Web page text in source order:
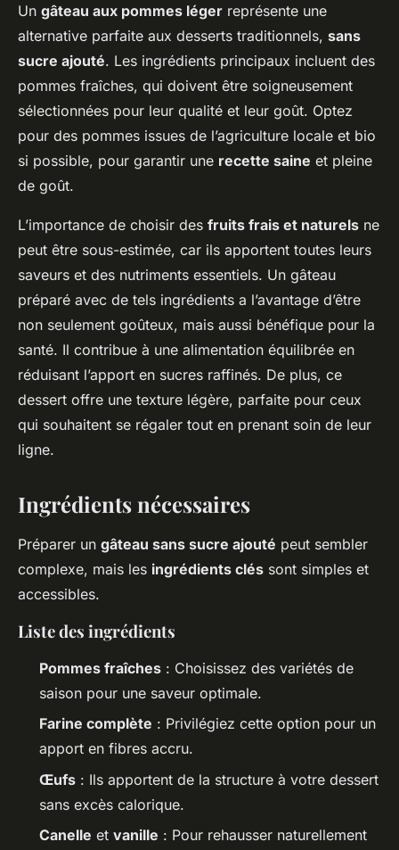
Un gâteau aux pommes léger représente une
alternative parfaite aux desserts traditionnels, sans
sucre ajouté. Les ingrédients principaux incluent des
pommes fraîches, qui doivent être soigneusement
sélectionnées pour leur qualité et leur goût. Optez
pour des pommes issues de l’agriculture locale et bio
si possible, pour garantir une recette saine et pleine
de goût.
L’importance de choisir des fruits frais et naturels ne
peut être sous-estimée, car ils apportent toutes leurs
saveurs et des nutriments essentiels. Un gâteau
préparé avec de tels ingrédients a l’avantage d’être
non seulement goûteux, mais aussi bénéfique pour la
santé. Il contribue à une alimentation équilibrée en
réduisant l’apport en sucres raffinés. De plus, ce
dessert offre une texture légère, parfaite pour ceux
qui souhaitent se régaler tout en prenant soin de leur
ligne.
Ingrédients nécessaires
Préparer un gâteau sans sucre ajouté peut sembler
complexe, mais les ingrédients clés sont simples et
accessibles.
Liste des ingrédients
Pommes fraîches : Choisissez des variétés de
saison pour une saveur optimale.
Farine complète : Privilégiez cette option pour un
apport en fibres accru.
Œufs : Ils apportent de la structure à votre dessert
sans excès calorique.
Canelle et vanille : Pour rehausser naturellement